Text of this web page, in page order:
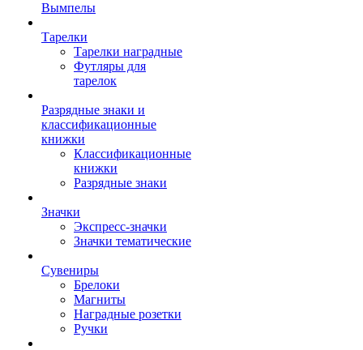
Вымпелы
Тарелки
Тарелки наградные
Футляры для
тарелок
Разрядные знаки и
классификационные
книжки
Классификационные
книжки
Разрядные знаки
Значки
Экспресс-значки
Значки тематические
Сувениры
Брелоки
Магниты
Наградные розетки
Ручки